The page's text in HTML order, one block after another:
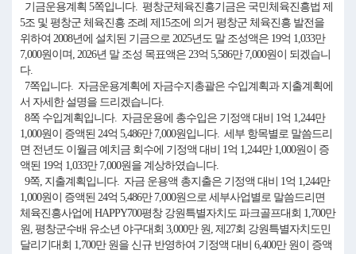
기금운용계획 5쪽입니다. 평창군체육진흥기금은 국민체육진흥법 제
5조 및 평창군 체육진흥 조례 제15조에 의거 평창군 체육진흥 발전을
위하여 2008년에 설치된 기금으로 2025년도 말 조성액은 19억 1,033만
7,000원이며, 2026년 말 조성 목표액은 23억 5,586만 7,000원이 되겠습니
다.
7쪽입니다. 자금운용계획에 자금수지총괄은 수입계획과 지출계획에
서 자세한 설명을 드리겠습니다.
8쪽 수입계획입니다. 자금운용에 총수입은 기정액 대비 1억 1,244만
1,000원이 증액된 24억 5,486만 7,000원입니다. 세부 항목별로 말씀드리
면 전년도 이월금 예치금 회수에 기정액 대비 1억 1,244만 1,000원이 증
액된 19억 1,033만 7,000원을 계상하였습니다.
9쪽, 지출계획입니다. 자금 운용액 총지출은 기정액 대비 1억 1,244만
1,000원이 증액된 24억 5,486만 7,000원으로 세부사업별로 말씀드리면
체육진흥사업에 HAPPY700평창 강원특별자치도 파크골프대회 1,700만
원, 평창군수배 유소년 야구대회 3,000만 원, 제27회 강원특별자치도민
달리기대회 1,700만 원을 신규 반영하여 기정액 대비 6,400만 원이 증액